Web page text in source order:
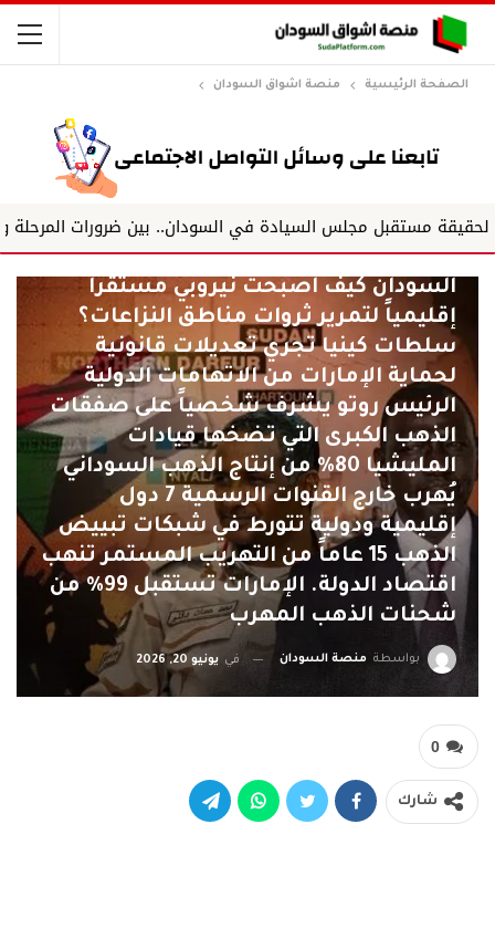
الصفحة الرئيسية منصة اشواق السودان
مجلس السيادة في السودان.. بين ضرورات المرحلة ودروس
​روتو وكينيا.. التورط بنهب وسرقة ذهب
السودان كيف أصبحت نيروبي مستقراً
إقليمياً لتمرير ثروات مناطق النزاعات؟ ​
سلطات كينيا تجري تعديلات قانونية
لحماية الإمارات من الاتهامات الدولية ​
الرئيس روتو يشرف شخصياً على صفقات
الذهب الكبرى التي تضخها قيادات
المليشيا ​80% من إنتاج الذهب السوداني
يُهرب خارج القنوات الرسمية ​7 دول
إقليمية ودولية تتورط في شبكات تبييض
الذهب ​15 عاماً من التهريب المستمر تنهب
اقتصاد الدولة. ​الإمارات تستقبل 99% من
شحنات الذهب المهرب
بواسطة منصة السودان في يونيو 20, 2026
0
شارك